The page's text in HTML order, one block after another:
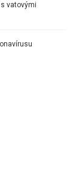
vatovými